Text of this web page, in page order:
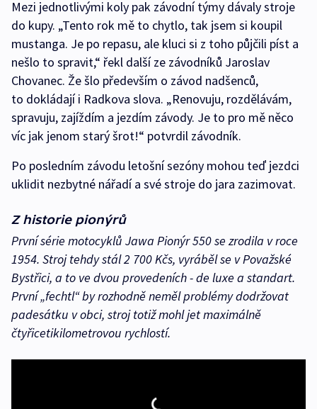
Mezi jednotlivými koly pak závodní týmy dávaly stroje
do kupy. „Tento rok mě to chytlo, tak jsem si koupil
mustanga. Je po repasu, ale kluci si z toho půjčili píst a
nešlo to spravit,“ řekl další ze závodníků Jaroslav
Chovanec. Že šlo především o závod nadšenců,
to dokládají i Radkova slova. „Renovuju, rozdělávám,
spravuju, zajíždím a jezdím závody. Je to pro mě něco
víc jak jenom starý šrot!“ potvrdil závodník.
Po posledním závodu letošní sezóny mohou teď jezdci
uklidit nezbytné nářadí a své stroje do jara zazimovat.
Z historie pionýrů
První série motocyklů Jawa Pionýr 550 se zrodila v roce
1954. Stroj tehdy stál 2 700 Kčs, vyráběl se v Považské
Bystřici, a to ve dvou provedeních - de luxe a standart.
První „fechtl“ by rozhodně neměl problémy dodržovat
padesátku v obci, stroj totiž mohl jet maximálně
čtyřicetikilometrovou rychlostí.